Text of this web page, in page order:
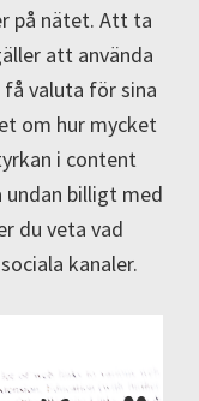
på nätet. Att ta
att använda
valuta för sina
om hur mycket
i content
billigt med
du veta vad
kanaler.